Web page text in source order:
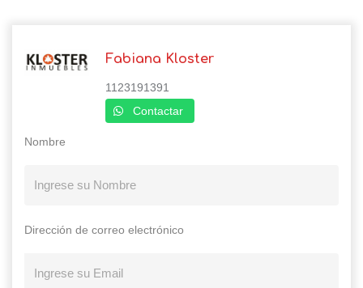
Fabiana Kloster
1123191391
Contactar
Nombre
Dirección de correo electrónico